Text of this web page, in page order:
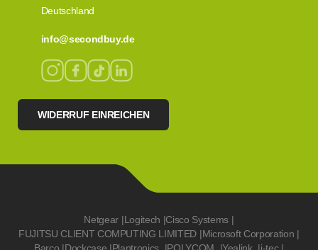
Deutschland
info@secondbuy.de
WIDERRUF EINREICHEN
Netgear |Logitech |Cisco Systems |
FUJITSU CLIENT COMPUTING LIMITED |Microsoft Corporation |